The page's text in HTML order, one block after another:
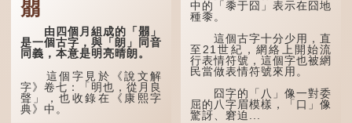
「叒」（音：若）原是
古代神話中的樹木名
稱。 《說文解字·叒部》：
「叒，日初出東方湯谷所登
榑桑，叒木也。」
「叕...
朤
由四個月組成的「朤」
是一個古字，與「朗」同音
同義，本意是明亮晴朗。
這個字見於《說文解
字》卷七：「明也，從月良
聲」，也收錄在《康熙字
典》中。
中的「黍于囧」表示在囧地
種黍。
這個古字十分少用，直
至21世紀，網絡上開始流
行表情符號，這個字也被網
民當做表情符號來用。
囧字的「八」像一對委
屈的八字眉模樣，「口」像
驚訝、窘迫...